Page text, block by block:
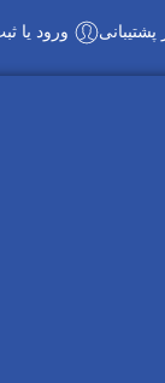
ورود یا